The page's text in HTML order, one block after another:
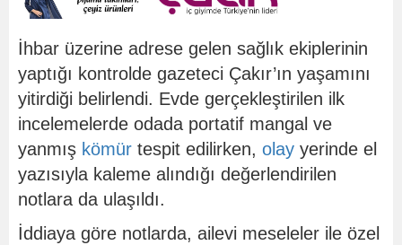
İhbar üzerine adrese gelen sağlık ekiplerinin
yaptığı kontrolde gazeteci Çakır’ın yaşamını
yitirdiği belirlendi. Evde gerçekleştirilen ilk
incelemelerde odada portatif mangal ve
yanmış kömür tespit edilirken, olay yerinde el
yazısıyla kaleme alındığı değerlendirilen
notlara da ulaşıldı.
İddiaya göre notlarda, ailevi meseleler ile özel